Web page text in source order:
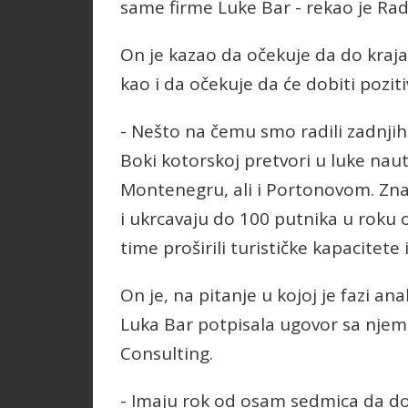
same firme Luke Bar - rekao je
On je kazao da očekuje da do
kao i da očekuje da će dobiti
- Nešto na čemu smo radili
Boki kotorskoj pretvori u luke
Montenegru, ali i Portonovom.
i ukrcavaju do 100 putnika u roku
time proširili turističke kapacitete
On je, na pitanje u kojoj je fazi
Luka Bar potpisala ugovor sa
Consulting.
- Imaju rok od osam sedmica da